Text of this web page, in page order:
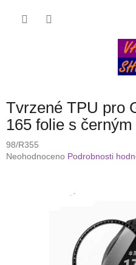
Tvrzené TPU pro
165 folie s
98/R355
Průměrné
Neohodnoceno Podrobnosti